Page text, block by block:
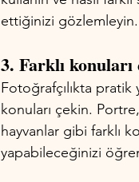
ettiğinizi gözlemleyin.
3. Farklı
Fotoğrafçılıkta pratik
konuları çekin.
hayvanlar gibi farklı
yapabileceğinizi